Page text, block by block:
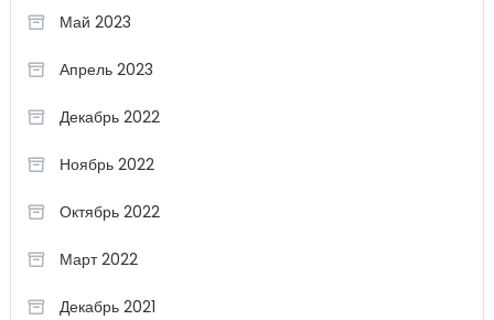
Май 2023
Апрель 2023
Декабрь 2022
Ноябрь 2022
Октябрь 2022
Март 2022
Декабрь 2021